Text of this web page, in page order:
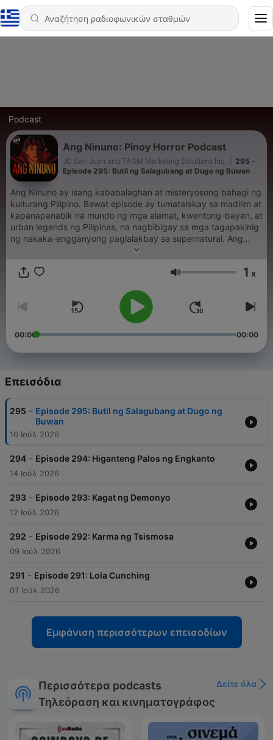
Podcast
Ang Ninuno: Pinoy Horror Podcast
JD San Juan and TAGM Marketing Solutions Inc.
295 -
Episode 295: Butil ng Salagubang at Dugo ng Buwan
Ang Ninuno ay isang kababalaghan at misteryosong bahagi ng
kulturang Pilipino. Bawat episode ay tumatalakay sa madilim at
kapanapanabik na mundo ng mga alamat, kwentong-bayan, at
urban legends ng Pilipinas, na nagbibigay sa mga tagapakinig
ng nakaka-engganyong paglalakbay sa supernatural. Ang
seryeng ito ay maingat na binuo upang itampok ang mga
kanilang pagyaman sa kulturang Pilipino. For brand
opportunities with our podcast, please contact our
management team at info@tagm.com.
Ένταση 1 x
00:00 00:00
Επεισόδια
295 - Episode 295: Butil ng Salagubang at Dugo ng
Buwan
16 Ιούλ 2026
294 - Episode 294: Higanteng Palos ng Engkanto
14 Ιούλ 2026
293 - Episode 293: Kagat ng Demonyo
12 Ιούλ 2026
292 - Episode 292: Karma ng Tsismosa
09 Ιούλ 2026
291 - Episode 291: Lola Cunching
07 Ιούλ 2026
Εμφάνιση περισσότερων επεισοδίων
Περισσότερα podcasts
Τηλεόραση και κινηματογράφος
Δείτε όλα